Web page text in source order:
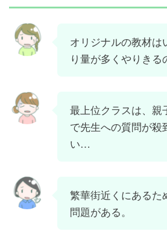
オリジナルの教材は
り量が多くやりきる
最上位クラスは、親
で先生への質問が殺
い…
繁華街近くにあるた
問題がある。